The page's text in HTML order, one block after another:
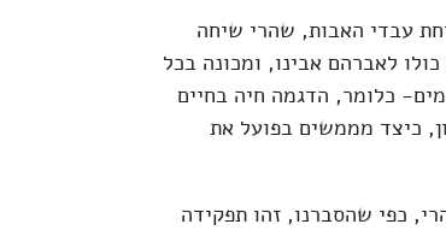
עבדי האבות, שהרי שיחה
לאברהם אבינו, ומכונה בכל
כלומר, הדגמה חיה בחיים
כיצד מממשים בפועל את
כפי שהסברנו, זהו תפקידה